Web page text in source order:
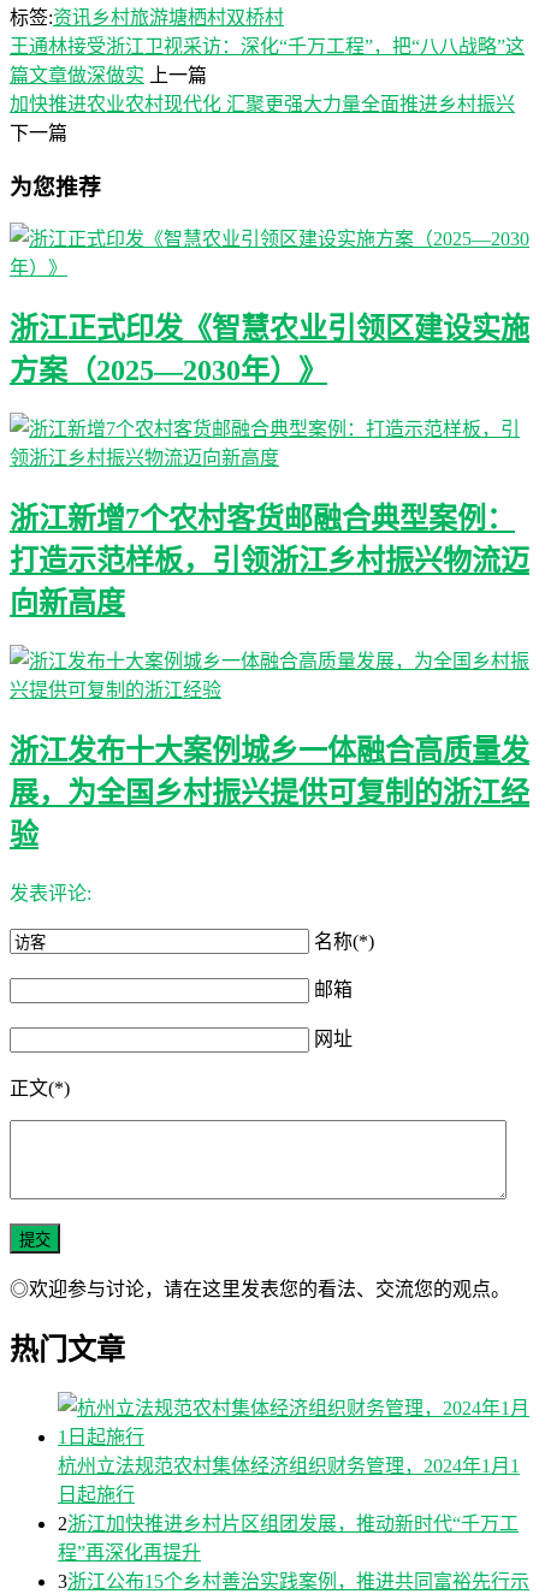
标签:资讯乡村旅游塘栖村双桥村
王通林接受浙江卫视采访：深化“千万工程”，把“八八战略”这
篇文章做深做实
上一篇
加快推进农业农村现代化 汇聚更强大力量全面推进乡村振兴
下一篇
为您推荐
浙江正式印发《智慧农业引领区建设实施
方案（2025—2030年）》
浙江新增7个农村客货邮融合典型案例：
打造示范样板，引领浙江乡村振兴物流迈
向新高度
浙江发布十大案例城乡一体融合高质量发
展，为全国乡村振兴提供可复制的浙江经
验
发表评论:
名称(*)
邮箱
网址
正文(*)
◎欢迎参与讨论，请在这里发表您的看法、交流您的观点。
热门文章
杭州立法规范农村集体经济组织财务管理，2024年1月1
日起施行
2浙江加快推进乡村片区组团发展，推动新时代“千万工
程”再深化再提升
3浙江公布15个乡村善治实践案例，推进共同富裕先行示